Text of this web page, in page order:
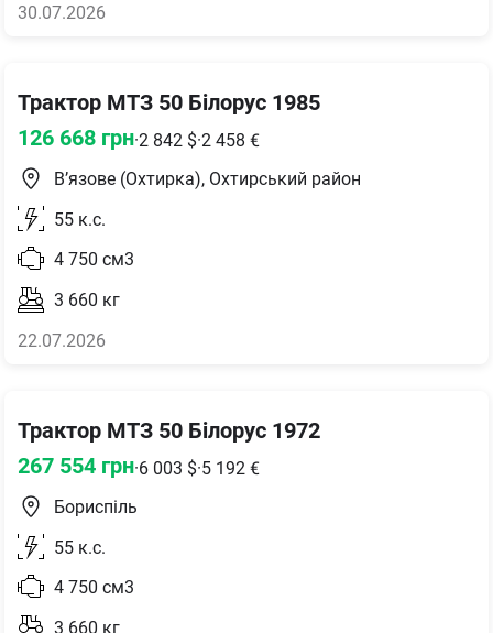
30.07.2026
Трактор МТЗ 50 Білорус 1985
126 668 грн·2 842 $·2 458 €
В’язове (Охтирка), Охтирський район
55 к.с.
4 750 см3
3 660 кг
22.07.2026
Трактор МТЗ 50 Білорус 1972
267 554 грн·6 003 $·5 192 €
Бориспіль
55 к.с.
4 750 см3
3 660 кг